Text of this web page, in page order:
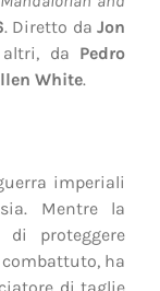
. Diretto daJon
da Pedro
White.
imperiali
Mentre la
di proteggere
ha